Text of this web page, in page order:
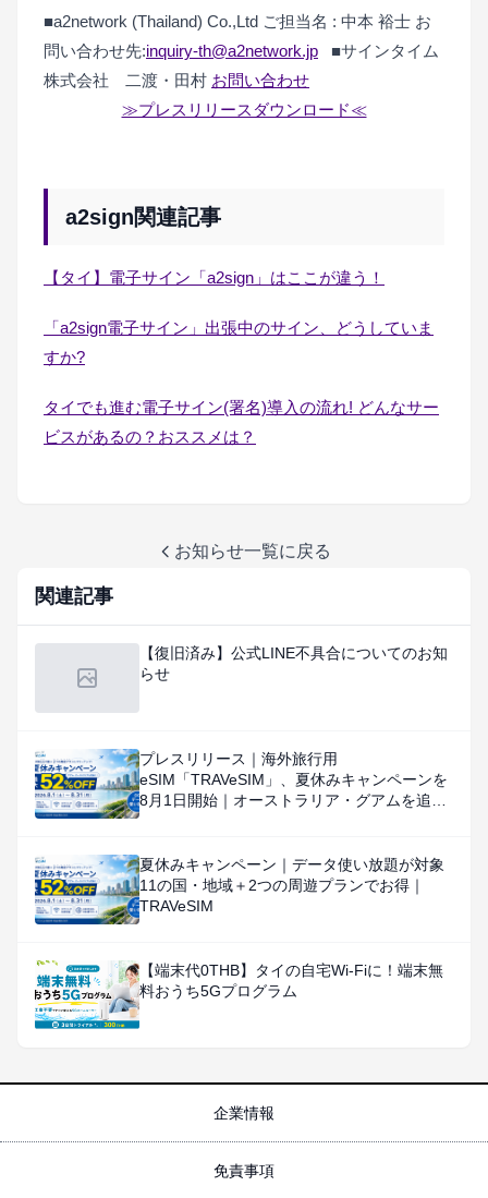
■a2network (Thailand) Co.,Ltd ご担当名 : 中本 裕士 お
問い合わせ先:inquiry-th@a2network.jp
■サインタイム
株式会社 二渡・田村 お問い合わせ
≫プレスリリースダウンロード≪
a2sign関連記事
【タイ】電子サイン「a2sign」はここが違う！
「a2sign電子サイン」出張中のサイン、どうしていま
すか?
タイでも進む電子サイン(署名)導入の流れ! どんなサー
ビスがあるの？おススメは？
お知らせ一覧に戻る
関連記事
【復旧済み】公式LINE不具合についてのお知
らせ
プレスリリース｜海外旅行用
eSIM「TRAVeSIM」、夏休みキャンペーンを
8月1日開始｜オーストラリア・グアムを追
夏休みキャンペーン｜データ使い放題が対象
11の国・地域＋2つの周遊プランでお得｜
TRAVeSIM
【端末代0THB】タイの自宅Wi-Fiに！端末無
料おうち5Gプログラム
企業情報
免責事項